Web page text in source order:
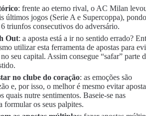
: frente ao eterno rival, o AC Milan
últimos jogos (Serie A e Supercoppa),
triunfos consecutivos do adversário.
Out: a aposta está a ir no sentido errado?
utilizar esta ferramenta de apostas para
seu capital. Assim consegue “safar” parte
no clube do coração: as emoções são
e, por isso, o melhor é mesmo evitar
quais nutre sentimentos. Baseie-se nas
formular os seus palpites.